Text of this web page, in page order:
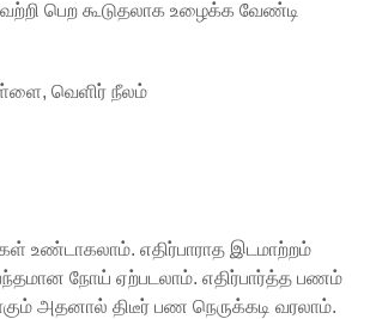
பெற கூடுதலாக உழைக்க வேண்டி
வெளிர் நீலம்
உண்டாகலாம். எதிர்பாராத இடமாற்றம்
நோய் ஏற்படலாம். எதிர்பார்த்த பணம்
அதனால் திடீர் பண நெருக்கடி வரலாம்.